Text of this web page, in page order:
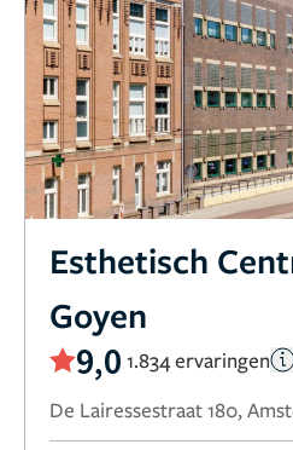
Esthetisch
Goyen
9,0 1.834 ervaringen
De Lairessestraat 180,